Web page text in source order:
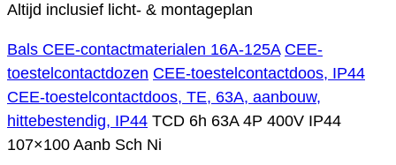
Altijd inclusief licht- & montageplan
Bals CEE-contactmaterialen 16A-125A CEE-
toestelcontactdozen CEE-toestelcontactdoos, IP44
CEE-toestelcontactdoos, TE, 63A, aanbouw,
hittebestendig, IP44 TCD 6h 63A 4P 400V IP44
107×100 Aanb Sch Ni